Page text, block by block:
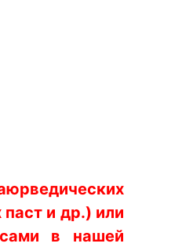
и др.) или
в нашей